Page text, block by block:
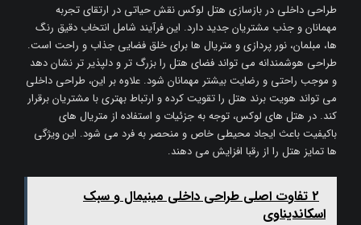
طراحی داخلی در بازسازی هتل‌ لوکس نقش حیاتی در ارتقای تجربه
مهمانان و جذب مشتریان جدید دارد. این فرآیند شامل انتخاب دقیق رنگ
‌ها، مبلمان، نور پردازی و متریال ‌ها برای خلق فضایی جذاب و راحت است.
طراحی هوشمندانه می ‌تواند فضای هتل را بزرگ ‌تر و دلپذیر تر نشان دهد
و موجب راحتی و رضایت بیشتر مهمانان شود. علاوه بر این، طراحی داخلی
می ‌تواند هویت برند هتل را تقویت کرده و ارتباط بهتری با مشتریان برقرار
کند. در هتل ‌های لوکس، توجه به جزئیات و استفاده از متریال‌ های
باکیفیت باعث ایجاد محیطی خاص و منحصر به فرد می ‌شود. این ویژگی
‌ها تمایز هتل را از رقبا افزایش می ‌دهند.
2 تفاوت اصلی طراحی داخلی مینیمال و سبک
اسکاندیناوی